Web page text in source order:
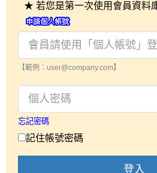
★ 若您是第一次使用會員資料
【範例：user@company.com】
忘記密碼
記住帳號密碼
登入